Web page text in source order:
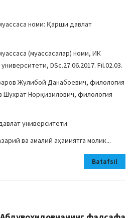
номи: Қарши давлат
(муассасалар) номи, ИК
DSc.27.06.2017. Fil.02.03.
Жулибой Данабоевич, филология
Норқизилович, филология
университети.
ва амалий аҳамиятга молик...
Batafsil